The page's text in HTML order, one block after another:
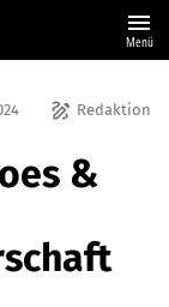
menu
Menü
draw Redaktion
&